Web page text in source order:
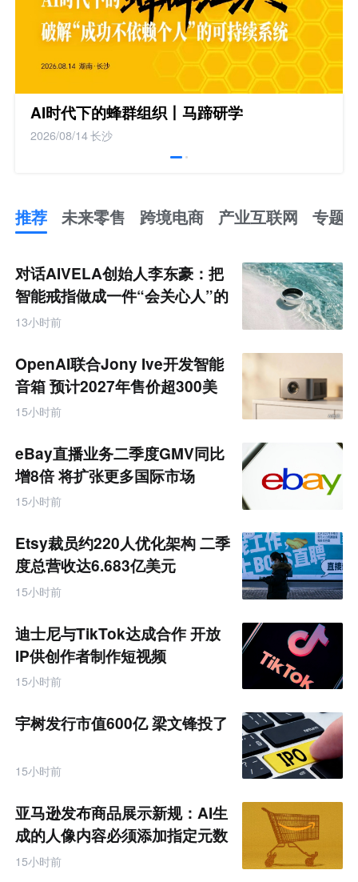
AI时代下的蜂群组织丨马蹄研学
2026/08/14长沙
推荐 未来零售 跨境电商 产业互联网 专题
来
零
售
跨
境
产
业
互
联
网
对话AIVELA创始人李东豪：把
智能戒指做成一件“会关心人”的
饰品
13小时前
OpenAI联合Jony Ive开发智能
音箱 预计2027年售价超300美
元
15小时前
eBay直播业务二季度GMV同比
增8倍 将扩张更多国际市场
15小时前
Etsy裁员约220人优化架构 二季
度总营收达6.683亿美元
15小时前
迪士尼与TikTok达成合作 开放
IP供创作者制作短视频
15小时前
宇树发行市值600亿 梁文锋投了
15小时前
亚马逊发布商品展示新规：AI生
成的人像内容必须添加指定元数
据
15小时前